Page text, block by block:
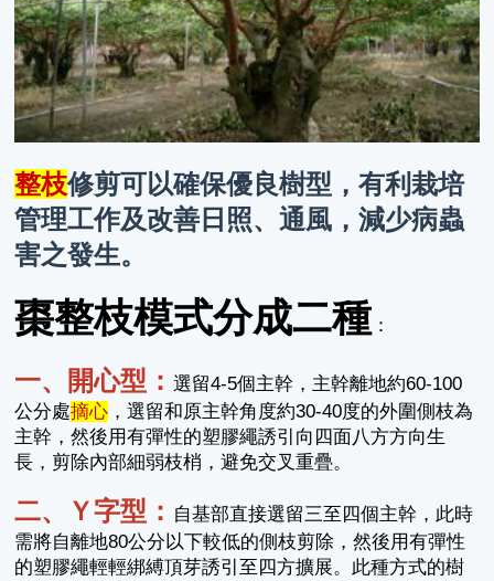
整枝修剪可以確保優良樹型，有利栽培
管理工作及改善日照、通風，減少病蟲
害之發生。
棗整枝模式分成二種 ：
一、開心型：選留4-5個主幹，主幹離地約60-100
公分處摘心 ，選留和原主幹角度約30-40度的外圍側枝為
主幹，然後用有彈性的塑膠繩誘引向四面八方方向生
長，剪除內部細弱枝梢，避免交叉重疊。
二、Ｙ字型： 自基部直接選留三至四個主幹，此時
需將自離地80公分以下較低的側枝剪除，然後用有彈性
的塑膠繩輕輕綁縛頂芽誘引至四方擴展。此種方式的樹